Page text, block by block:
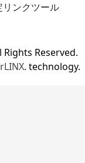
リンクツール
Rights Reserved.
. technology.